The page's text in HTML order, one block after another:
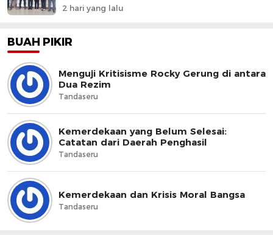
2 hari yang lalu
BUAH PIKIR
Menguji Kritisisme Rocky Gerung di antara
Dua Rezim
Tandaseru
Kemerdekaan yang Belum Selesai:
Catatan dari Daerah Penghasil
Tandaseru
Kemerdekaan dan Krisis Moral Bangsa
Tandaseru